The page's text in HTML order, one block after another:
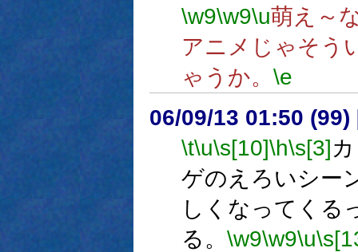
\w9\w9\u萌え～
アニメじゃそう
ゃうか。 \e
06/09/13 01:50 (99)
\t\u\s[10]\h\s[3]
ゲのえろいシー
しくなってくる
る。 \w9\w9\u